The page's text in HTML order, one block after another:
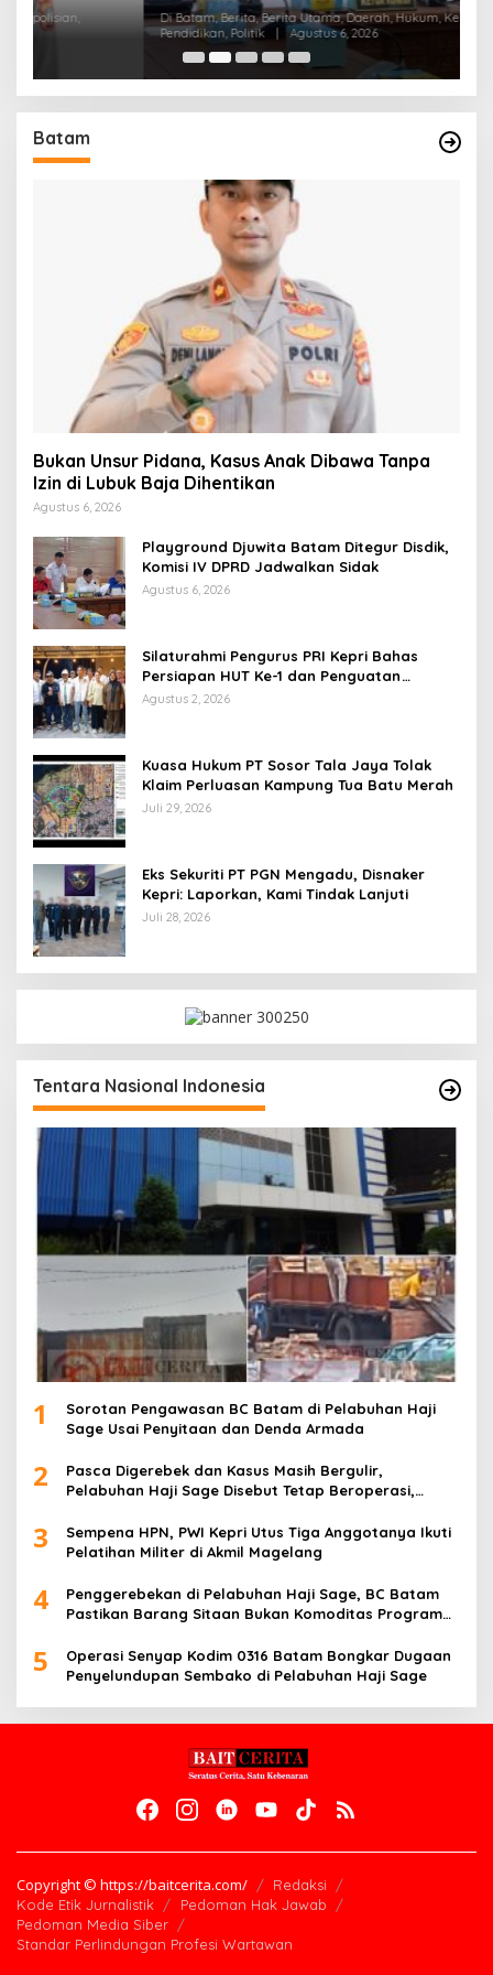
Di Batam, Berita, Berita Utama, Daerah, Hukum, Kepulauan Riau,
Pendidikan, Politik
| Agustus 6, 2026
Batam
Bukan Unsur Pidana, Kasus Anak Dibawa Tanpa
Izin di Lubuk Baja Dihentikan
Agustus 6, 2026
Playground Djuwita Batam Ditegur Disdik,
Komisi IV DPRD Jadwalkan Sidak
Agustus 6, 2026
Silaturahmi Pengurus PRI Kepri Bahas
Persiapan HUT Ke-1 dan Penguatan
Konsolidasi Partai
Agustus 2, 2026
Kuasa Hukum PT Sosor Tala Jaya Tolak
Klaim Perluasan Kampung Tua Batu Merah
Juli 29, 2026
Eks Sekuriti PT PGN Mengadu, Disnaker
Kepri: Laporkan, Kami Tindak Lanjuti
Juli 28, 2026
Tentara Nasional Indonesia
1
Sorotan Pengawasan BC Batam di Pelabuhan Haji
Sage Usai Penyitaan dan Denda Armada
2
Pasca Digerebek dan Kasus Masih Bergulir,
Pelabuhan Haji Sage Disebut Tetap Beroperasi,
3
Sempena HPN, PWI Kepri Utus Tiga Anggotanya Ikuti
Pelatihan Militer di Akmil Magelang
4
Penggerebekan di Pelabuhan Haji Sage, BC Batam
Pastikan Barang Sitaan Bukan Komoditas Program
5
Operasi Senyap Kodim 0316 Batam Bongkar Dugaan
Penyelundupan Sembako di Pelabuhan Haji Sage
Copyright © https://baitcerita.com/
Redaksi
Kode Etik Jurnalistik
Pedoman Hak Jawab
Pedoman Media Siber
Standar Perlindungan Profesi Wartawan